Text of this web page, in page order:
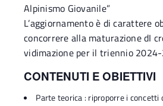
Alpinismo Giovanile”
L’aggiornamento è di carattere
concorrere alla maturazione dI
vidimazione per il triennio
CONTENUTI E OBIETTIVI
Parte teorica : riproporre i concetti